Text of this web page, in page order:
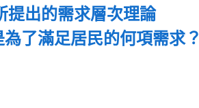
提出的需求層次理論
了滿足居民的何項需求？